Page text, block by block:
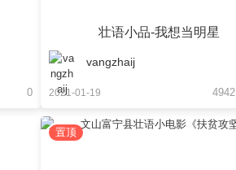
0
壮语小品-我想当明星
vangzhaij
2021-01-19 4942
置顶